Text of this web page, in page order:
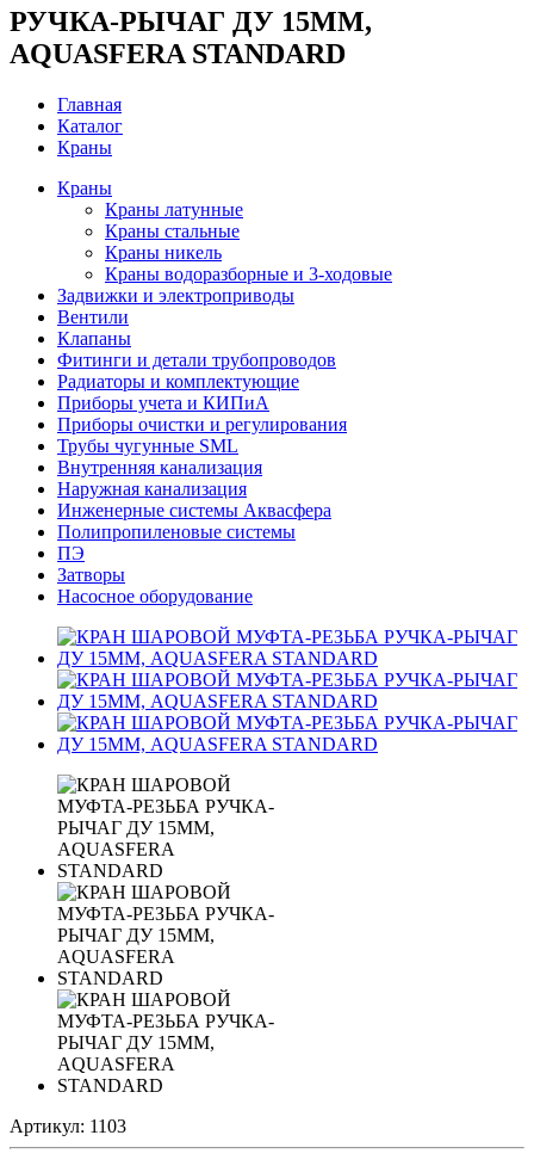
РУЧКА-РЫЧАГ ДУ 15ММ,
AQUASFERA STANDARD
Главная
Каталог
Краны
Краны
Краны латунные
Краны стальные
Краны никель
Краны водоразборные и 3-ходовые
Задвижки и электроприводы
Вентили
Клапаны
Фитинги и детали трубопроводов
Радиаторы и комплектующие
Приборы учета и КИПиА
Приборы очистки и регулирования
Трубы чугунные SML
Внутренняя канализация
Наружная канализация
Инженерные системы Аквасфера
Полипропиленовые системы
ПЭ
Затворы
Насосное оборудование
Артикул: 1103